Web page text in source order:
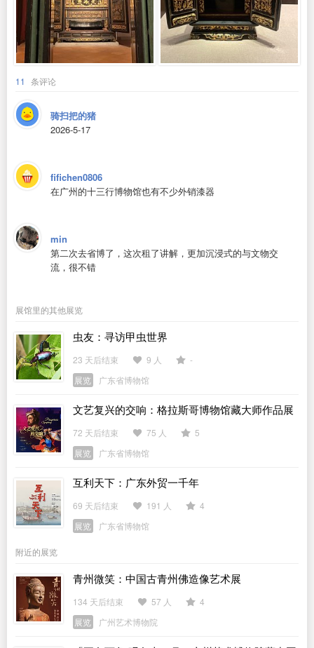
11 条评论
骑扫把的猪
2026-5-17
fifichen0806
在广州的十三行博物馆也有不少外销漆器
min
第二次去省博了，这次租了讲解，更加沉浸式的与文物交
流，很不错
展馆里的其他展览
虫友：寻访甲虫世界
23 天后结束 9 人
-
展览
广东省博物馆
文艺复兴的交响：格拉斯哥博物馆藏大师作品展
72 天后结束 75 人
5
展览
广东省博物馆
互利天下：广东外贸一千年
69 天后结束 191 人
4
展览
广东省博物馆
附近的展览
青州微笑：中国古青州佛造像艺术展
134 天后结束 57 人
4
展览
广州艺术博物院